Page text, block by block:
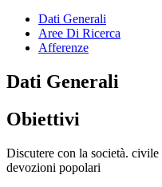
Dati Generali
Aree Di Ricerca
Afferenze
Dati Generali
Obiettivi
Discutere con la società.
devozioni popolari